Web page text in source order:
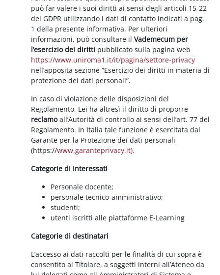
può far valere i suoi diritti ai sensi degli articoli 15-22
del GDPR utilizzando i dati di contatto indicati a pag.
1 della presente informativa. Per ulteriori
informazioni, può consultare ilVademecum per
l’esercizio dei diritti pubblicato sulla pagina web
https://www.uniroma1.it/it/pagina/settore-privacy
nell’apposita sezione “Esercizio dei diritti in materia di
protezione dei dati personali”.
In caso di violazione delle disposizioni del
Regolamento, Lei ha altresì il diritto di proporre
reclamoall’Autorità di controllo ai sensi dell’art. 77 del
Regolamento. In Italia tale funzione è esercitata dal
Garante per la Protezione dei dati personali
(https://www.garanteprivacy.it).
Categorie di interessati
Personale docente;
personale tecnico-amministrativo;
studenti;
utenti iscritti alle piattaforme E-Learning
Categorie di destinatari
L’accesso ai dati raccolti per le finalità di cui sopra è
consentito al Titolare, a soggetti interni all’Ateneo da